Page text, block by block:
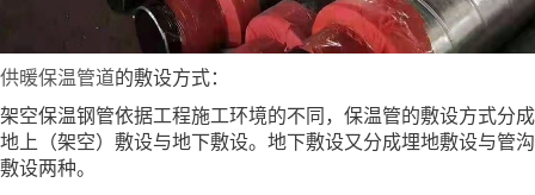
供暖保温管道的敷设方式：
架空保温钢管依据工程施工环境的不同，保温管的敷设方式分成
地上（架空）敷设与地下敷设。地下敷设又分成埋地敷设与管沟
敷设两种。